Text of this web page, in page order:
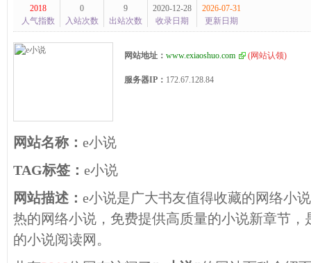
2018
人气指数
0
入站次数
9
出站次数
2020-12-28
收录日期
2026-07-31
更新日期
网站地址： www.exiaoshuo.com (网站认领)
服务器IP： 172.67.128.84
网站名称： e小说
TAG标签： e小说
网站描述： e小说是广大书友值得收藏的网络小
热的网络小说，免费提供高质量的小说新章节
的小说阅读网。